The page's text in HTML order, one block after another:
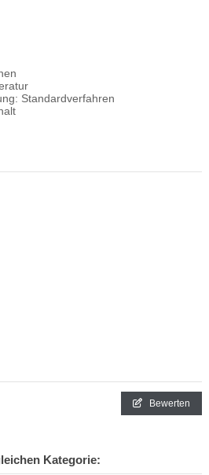
Standardverfahren
Bewerten
Kategorie: